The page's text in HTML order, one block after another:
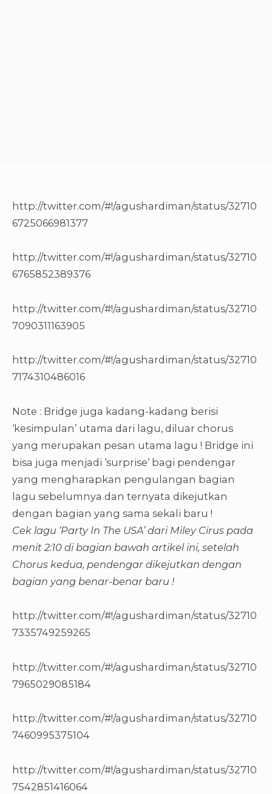
http://twitter.com/#!/agushardiman/status/32710
6725066981377
http://twitter.com/#!/agushardiman/status/32710
6765852389376
http://twitter.com/#!/agushardiman/status/32710
7090311163905
http://twitter.com/#!/agushardiman/status/32710
7174310486016
Note : Bridge juga kadang-kadang berisi
‘kesimpulan’ utama dari lagu, diluar chorus
yang merupakan pesan utama lagu ! Bridge ini
bisa juga menjadi ‘surprise’ bagi pendengar
yang mengharapkan pengulangan bagian
lagu sebelumnya dan ternyata dikejutkan
dengan bagian yang sama sekali baru !
Cek lagu ‘Party In The USA’ dari Miley Cirus pada
menit 2:10 di bagian bawah artikel ini, setelah
Chorus kedua, pendengar dikejutkan dengan
bagian yang benar-benar baru !
http://twitter.com/#!/agushardiman/status/32710
7335749259265
http://twitter.com/#!/agushardiman/status/32710
7965029085184
http://twitter.com/#!/agushardiman/status/32710
7460995375104
http://twitter.com/#!/agushardiman/status/32710
7542851416064